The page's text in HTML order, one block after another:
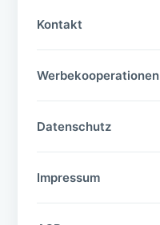
Kontakt
Werbekooperationen
Datenschutz
Impressum